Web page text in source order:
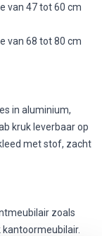
van 47 tot 60 cm
van 68 tot 80 cm
in aluminium,
kruk leverbaar op
met stof, zacht
zoals